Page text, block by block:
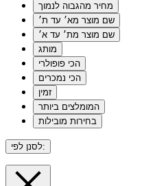
מחיר מהגבוה לנמוך
שם מוצר מא׳ עד ת׳
שם מוצר מת׳ עד א׳
מותג
הכי פופולרי
הכי נמכרים
זמין
המומלצים ביותר
בחירות מובילות
לסנן לפי: